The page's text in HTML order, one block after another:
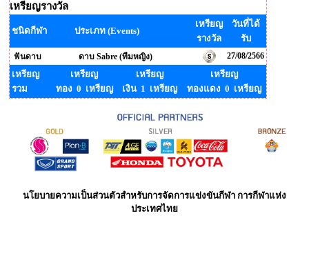
เหรียญรางวัล
ชนิดกีฬา ประเภท (Events)
เหรียญ
รางวัล
วันที่ได้
รับ
ฟันดาบ ดาบ Sabre (ทีมหญิง) 27/08/2566
เหรียญ
รวม
เหรียญ
ทอง 0 เหรียญ
เหรียญ
เงิน 1 เหรียญ
เหรียญ
ทองแดง 0 เหรียญ
นโยบายความเป็นส่วนตัวสำหรับการจัดการแข่งขันกีฬา การกีฬาแห่ง
ประเทศไทย